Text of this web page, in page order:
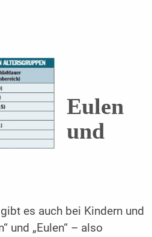
Eulen
und
es auch bei Kindern und
und „Eulen“ – also